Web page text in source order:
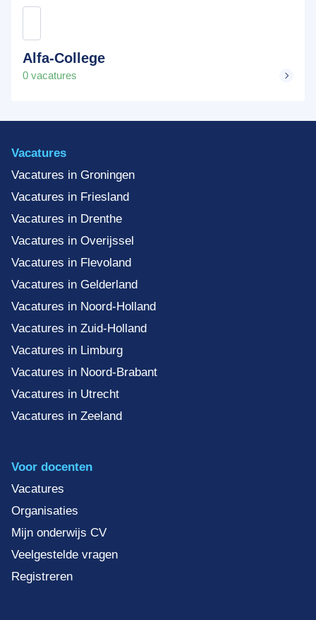
Alfa-College
0 vacatures
Vacatures
Vacatures in Groningen
Vacatures in Friesland
Vacatures in Drenthe
Vacatures in Overijssel
Vacatures in Flevoland
Vacatures in Gelderland
Vacatures in Noord-Holland
Vacatures in Zuid-Holland
Vacatures in Limburg
Vacatures in Noord-Brabant
Vacatures in Utrecht
Vacatures in Zeeland
Voor docenten
Vacatures
Organisaties
Mijn onderwijs CV
Veelgestelde vragen
Registreren